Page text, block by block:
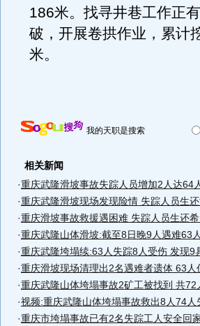
186米。找寻井巷工作正
破，开展卷拱作业，累计
米。
我的天职是搜索
相关新闻
·重庆武隆滑坡事故失踪人员增加2人达64
·重庆武隆滑坡现场发现险情 失踪人员生
·重庆滑坡事故救援遇困难 失踪人员生还希
·重庆武隆山体滑坡:截至8日晚9人遇难63
·重庆武隆垮塌续:63人失踪8人受伤 发现9
·重庆滑坡现场清理出2名遇难者遗体 63人
·重庆武隆山体垮塌事故2矿工被找到 共72
·视频:重庆武隆山体垮塌事故救出8人74人
·重庆市垮塌事故已有2名失踪工人安全回